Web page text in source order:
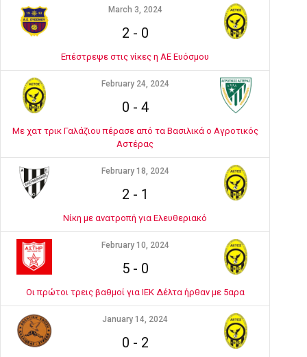
March 3, 2024
2 - 0
Επέστρεψε στις νίκες η ΑΕ Ευόσμου
February 24, 2024
0 - 4
Με χατ τρικ Γαλάζιου πέρασε από τα Βασιλικά ο Αγροτικός
Αστέρας
February 18, 2024
2 - 1
Νίκη με ανατροπή για Ελευθεριακό
February 10, 2024
5- 0
Οι πρώτοι τρεις βαθμοί για ΙΕΚ Δέλτα ήρθαν με 5αρα
January 14, 2024
0 - 2